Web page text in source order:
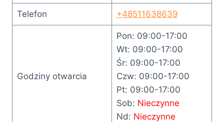
Telefon +48511638639
Godziny otwarcia
Pon: 09:00-17:00
Wt: 09:00-17:00
Śr: 09:00-17:00
Czw: 09:00-17:00
Pt: 09:00-17:00
Sob: Nieczynne
Nd: Nieczynne